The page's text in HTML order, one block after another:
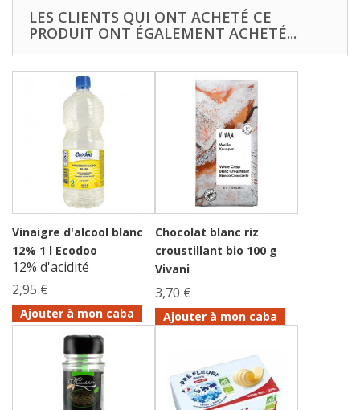
LES CLIENTS QUI ONT ACHETÉ CE
PRODUIT ONT ÉGALEMENT ACHETÉ...
Vinaigre d'alcool blanc
12% 1 l Ecodoo
12% d'acidité
2,95 €
Ajouter à mon caba
Chocolat blanc riz
croustillant bio 100 g
Vivani
3,70 €
Ajouter à mon caba